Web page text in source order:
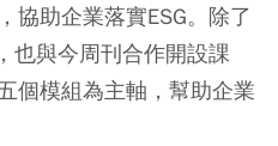
協助企業落實ESG。除了
也與今周刊合作開設課
個模組為主軸，幫助企業